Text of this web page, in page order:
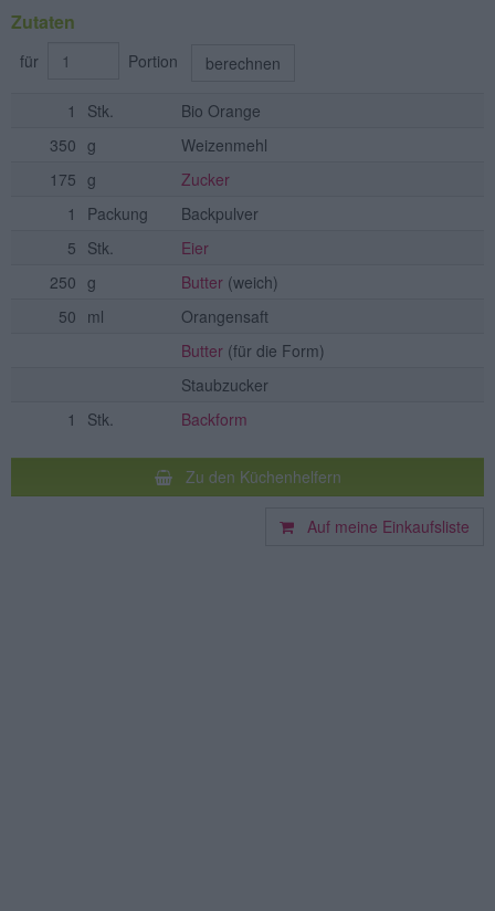
Zutaten
für Portion berechnen
1 Stk.
Bio Orange
350 g
Weizenmehl
175 g
Zucker
1
Packung
Backpulver
5 Stk.
Eier
250 g Butter (weich)
50 ml
Orangensaft
Butter (für die Form)
Staubzucker
1
Stk. Backform
Zu den Küchenhelfern
Auf meine Einkaufsliste